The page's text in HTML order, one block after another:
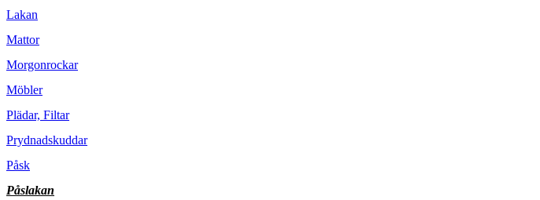
Lakan
Mattor
Morgonrockar
Möbler
Plädar, Filtar
Prydnadskuddar
Påsk
Påslakan